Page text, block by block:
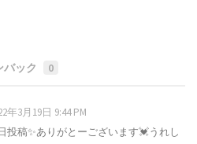
バック 0
年3月19日 9:44 PM
投稿✨ありがとーございます💓うれし